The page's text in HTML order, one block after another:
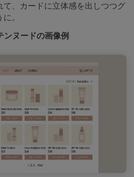
て、カードに立体感を出しつつグ
。
ヌードの画像例